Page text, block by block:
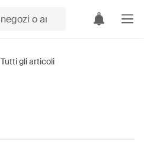
Tutti gli articoli